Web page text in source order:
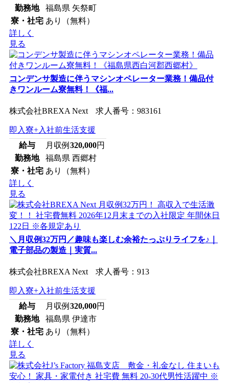
勤務地
福島県 矢祭町
寮・社宅 あり（無料）
詳しく
見る
コンデンサ製造に伴うマシンオペレーター業務！備品付
きワンルーム寮無料！《福...
株式会社BREXA Next 求人番号：983161
即入寮+入社前生活支援
給与
月収例 320,000円
勤務地
福島県 西郷村
寮・社宅 あり（無料）
詳しく
見る
＼月収例32万円／趣味も楽しむ余裕たっぷりライフを♪｜
電子部品の製造｜実質...
株式会社BREXA Next 求人番号：913
即入寮+入社前生活支援
給与
月収例 320,000円
勤務地
福島県 伊達市
寮・社宅 あり（無料）
詳しく
見る